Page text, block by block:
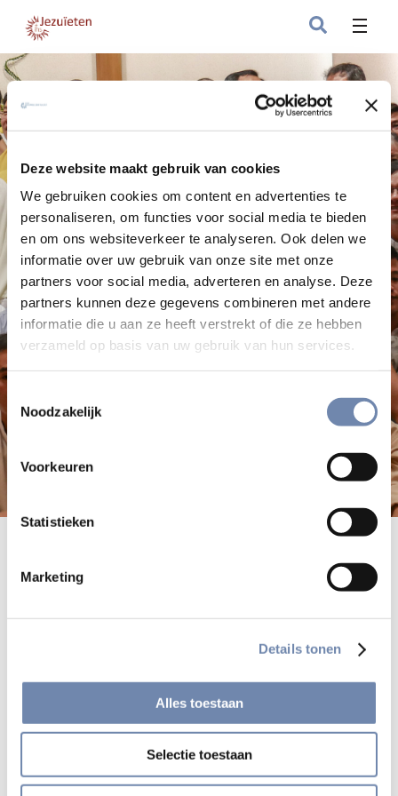
Deze website maakt gebruik van cookies
We gebruiken cookies om content en advertenties te
personaliseren, om functies voor social media te bieden
en om ons websiteverkeer te analyseren. Ook delen we
informatie over uw gebruik van onze site met onze
partners voor social media, adverteren en analyse. Deze
partners kunnen deze gegevens combineren met andere
informatie die u aan ze heeft verstrekt of die ze hebben
verzameld op basis van uw gebruik van hun services.
Noodzakelijk
Voorkeuren
Statistieken
Marketing
Details tonen
Alles toestaan
Selectie toestaan
SJ-wereldkaart
Jezuïeten in de wereld
geografisch georganiseerd in “provincies” en “regio’s”, die
op hun beurt behoren tot een van de tien “assistenties”
voor een grafisch overzicht met verdere